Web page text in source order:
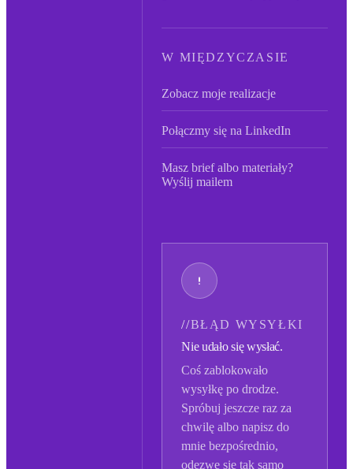
W MIĘDZYCZASIE
Zobacz moje realizacje
Połączmy się na LinkedIn
Masz brief albo materiały?
Wyślij mailem
//BŁĄD WYSYŁKI
Nie udało się wysłać.
Coś zablokowało
wysyłkę po drodze.
Spróbuj jeszcze raz za
chwilę albo napisz do
mnie bezpośrednio,
odezwę się tak samo